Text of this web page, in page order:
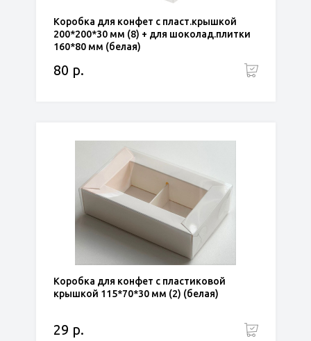
Коробка для конфет с пласт.крышкой
200*200*30 мм (8) + для шоколад.плитки
160*80 мм (белая)
80 р.
Коробка для конфет с пластиковой
крышкой 115*70*30 мм (2) (белая)
29 р.